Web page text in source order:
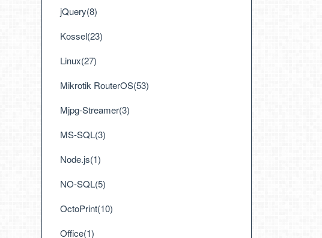
jQuery(8)
Kossel(23)
Linux(27)
Mikrotik RouterOS(53)
Mjpg-Streamer(3)
MS-SQL(3)
Node.js(1)
NO-SQL(5)
OctoPrint(10)
Office(1)